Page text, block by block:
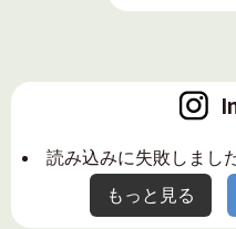
読み込みに失敗しました
もっと見る